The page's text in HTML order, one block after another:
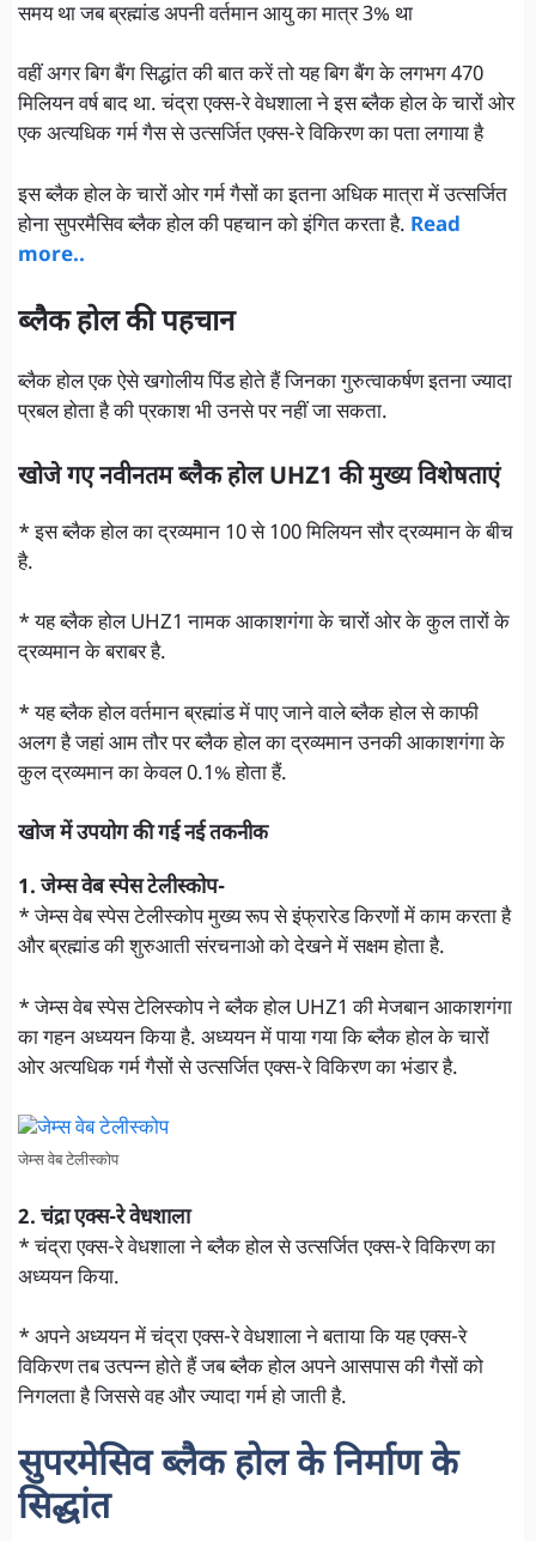
समय था जब ब्रह्मांड अपनी वर्तमान आयु का मात्र 3% था
वहीं अगर बिग बैंग सिद्धांत की बात करें तो यह बिग बैंग के लगभग 470
मिलियन वर्ष बाद था. चंद्रा एक्स-रे वेधशाला ने इस ब्लैक होल के चारों ओर
एक अत्यधिक गर्म गैस से उत्सर्जित एक्स-रे विकिरण का पता लगाया है
इस ब्लैक होल के चारों ओर गर्म गैसों का इतना अधिक मात्रा में उत्सर्जित
होना सुपरमैसिव ब्लैक होल की पहचान को इंगित करता है. Read
more..
ब्लैक होल की पहचान
ब्लैक होल एक ऐसे खगोलीय पिंड होते हैं जिनका गुरुत्वाकर्षण इतना ज्यादा
प्रबल होता है की प्रकाश भी उनसे पर नहीं जा सकता.
खोजे गए नवीनतम ब्लैक होल UHZ1 की मुख्य विशेषताएं
* इस ब्लैक होल का द्रव्यमान 10 से 100 मिलियन सौर द्रव्यमान के बीच
है.
* यह ब्लैक होल UHZ1 नामक आकाशगंगा के चारों ओर के कुल तारों के
द्रव्यमान के बराबर है.
* यह ब्लैक होल वर्तमान ब्रह्मांड में पाए जाने वाले ब्लैक होल से काफी
अलग है जहां आम तौर पर ब्लैक होल का द्रव्यमान उनकी आकाशगंगा के
कुल द्रव्यमान का केवल 0.1% होता हैं.
खोज में उपयोग की गई नई तकनीक
1. जेम्स वेब स्पेस टेलीस्कोप-
* जेम्स वेब स्पेस टेलीस्कोप मुख्य रूप से इंफ्रारेड किरणों में काम करता है
और ब्रह्मांड की शुरुआती संरचनाओ को देखने में सक्षम होता है.
* जेम्स वेब स्पेस टेलिस्कोप ने ब्लैक होल UHZ1 की मेजबान आकाशगंगा
का गहन अध्ययन किया है. अध्ययन में पाया गया कि ब्लैक होल के चारों
ओर अत्यधिक गर्म गैसों से उत्सर्जित एक्स-रे विकिरण का भंडार है.
जेम्स वेब टेलीस्कोप
2. चंद्रा एक्स-रे वेधशाला
* चंद्रा एक्स-रे वेधशाला ने ब्लैक होल से उत्सर्जित एक्स-रे विकिरण का
अध्ययन किया.
* अपने अध्ययन में चंद्रा एक्स-रे वेधशाला ने बताया कि यह एक्स-रे
विकिरण तब उत्पन्न होते हैं जब ब्लैक होल अपने आसपास की गैसों को
निगलता है जिससे वह और ज्यादा गर्म हो जाती है.
सुपरमेसिव ब्लैक होल के निर्माण के
सिद्धांत